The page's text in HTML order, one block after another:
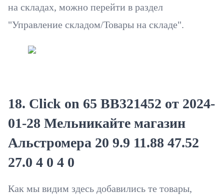
на складах, можно перейти в раздел
"Управление складом/Товары на складе".
18. Click on 65 ВВ321452 от 2024-
01-28 Мельникайте магазин
Альстромера 20 9.9 11.88 47.52
27.0 4 0 4 0
Как мы видим здесь добавились те товары,